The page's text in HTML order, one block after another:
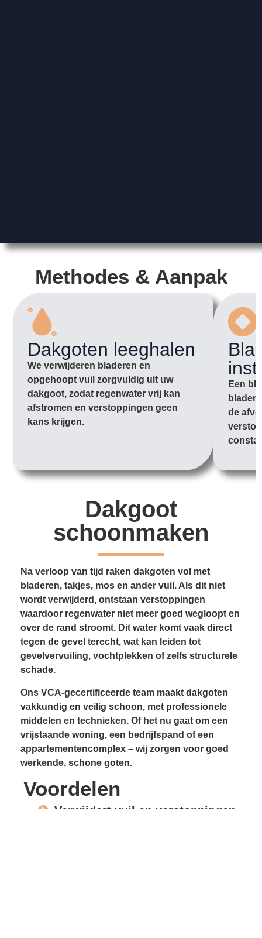
Methodes & Aanpak
Dakgoten leeghalen
We verwijderen bladeren en
opgehoopt vuil zorgvuldig uit uw
dakgoot, zodat regenwater vrij kan
afstromen en verstoppingen geen
kans krijgen.
Een
de
Dakgoot
schoonmaken
Na verloop van tijd raken dakgoten vol met
bladeren, takjes, mos en ander vuil. Als dit niet
wordt verwijderd, ontstaan verstoppingen
waardoor regenwater niet meer goed wegloopt en
over de rand stroomt. Dit water komt vaak direct
tegen de gevel terecht, wat kan leiden tot
gevelvervuiling, vochtplekken of zelfs structurele
schade.
Ons VCA-gecertificeerde team maakt dakgoten
vakkundig en veilig schoon, met professionele
middelen en technieken. Of het nu gaat om een
vrijstaande woning, een bedrijfspand of een
appartementencomplex – wij zorgen voor goed
werkende, schone goten.
Voordelen
Verwijdert vuil en verstoppingen